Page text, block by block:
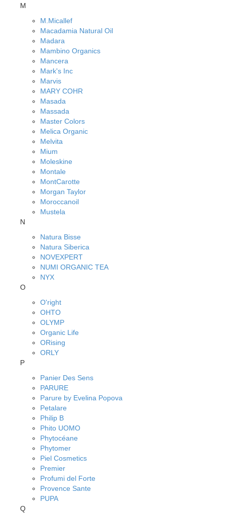
M
M.Micallef
Macadamia Natural Oil
Madara
Mambino Organics
Mancera
Mark's Inc
Marvis
MARY COHR
Masada
Massada
Master Colors
Melica Organic
Melvita
Mium
Moleskine
Montale
MontCarotte
Morgan Taylor
Moroccanoil
Mustela
N
Natura Bisse
Natura Siberica
NOVEXPERT
NUMI ORGANIC TEA
NYX
O
O'right
OHTO
OLYMP
Organic Life
ORising
ORLY
P
Panier Des Sens
PARURE
Parure by Evelina Popova
Petalare
Philip B
Phito UOMO
Phytocéane
Phytomer
Piel Cosmetics
Premier
Profumi del Forte
Provence Sante
PUPA
Q